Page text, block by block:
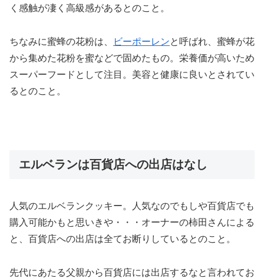
く感触が凄く高級感があるとのこと。
ちなみに蜜蜂の花粉は、 ビーポーレンと呼ばれ、蜜蜂が花
から集めた花粉を蜜などで固めたもの。栄養価が高いため
スーパーフードとして注目。美容と健康に良いとされてい
るとのこと。
エルベランは百貨店への出店はなし
人気のエルベランクッキー。人気なのでもしや百貨店でも
購入可能かもと思いきや・・・オーナーの柿田さんによる
と、百貨店への出店は全てお断りしているとのこと。
先代にあたる父親から百貨店には出店するなと言われてお